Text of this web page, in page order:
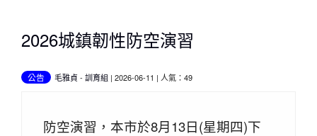
2026城鎮韌性防空演習
公告 毛雅貞 - 訓育組 | 2026-06-11 | 人氣：49
防空演習，本市於8月13日(星期四)下